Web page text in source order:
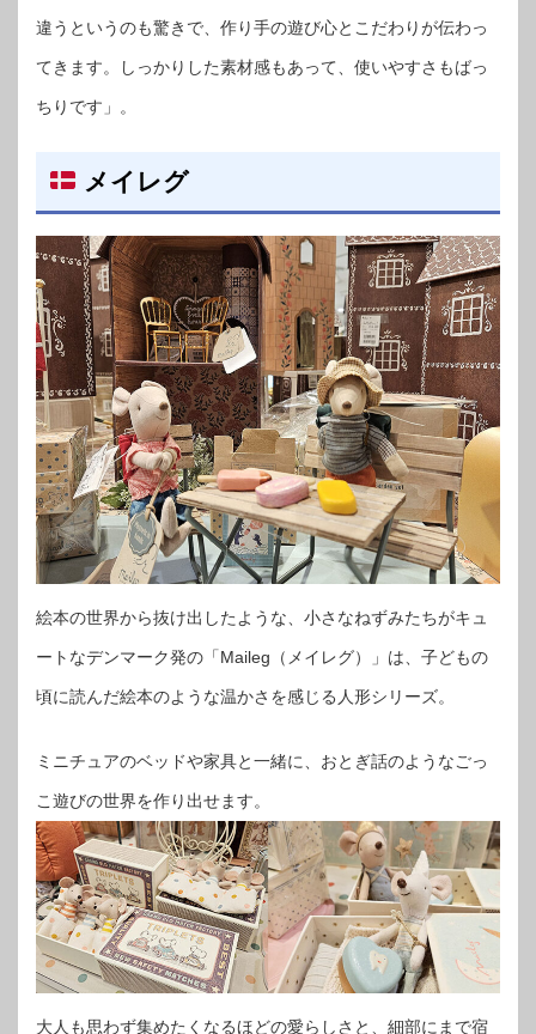
違うというのも驚きで、作り手の遊び心とこだわりが伝わっ
てきます。しっかりした素材感もあって、使いやすさもばっ
ちりです」。
メイレグ
絵本の世界から抜け出したような、小さなねずみたちがキュ
ートなデンマーク発の「Maileg（メイレグ）」は、子どもの
頃に読んだ絵本のような温かさを感じる人形シリーズ。
ミニチュアのベッドや家具と一緒に、おとぎ話のようなごっ
こ遊びの世界を作り出せます。
大人も思わず集めたくなるほどの愛らしさと、細部にまで宿